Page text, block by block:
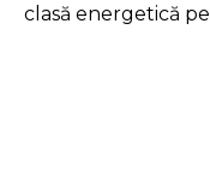
clasă energetică pe